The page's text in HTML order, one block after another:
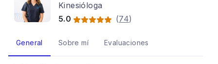
Kinesióloga
5.0
(74)
General Sobre mí Evaluaciones